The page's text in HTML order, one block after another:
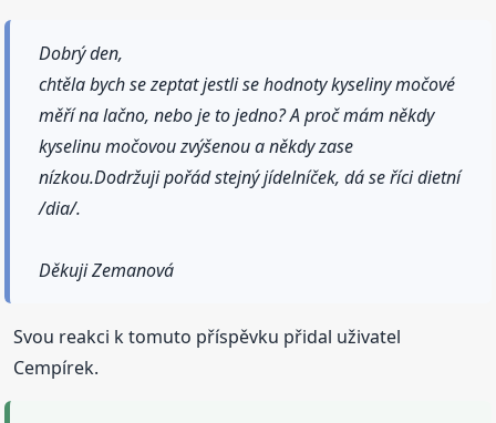
Dobrý den,
chtěla bych se zeptat jestli se hodnoty kyseliny močové
měří na lačno, nebo je to jedno? A proč mám někdy
kyselinu močovou zvýšenou a někdy zase
nízkou.Dodržuji pořád stejný jídelníček, dá se říci dietní
/dia/.
Děkuji Zemanová
Svou reakci k tomuto příspěvku přidal uživatel
Cempírek.